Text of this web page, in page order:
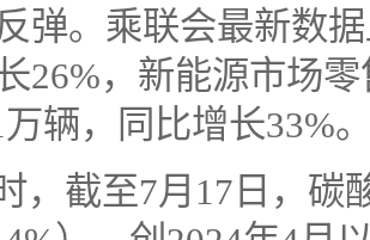
弹。乘联会最新数
26%，新能源市场
辆，同比增长33%
，截至7月17日，碳